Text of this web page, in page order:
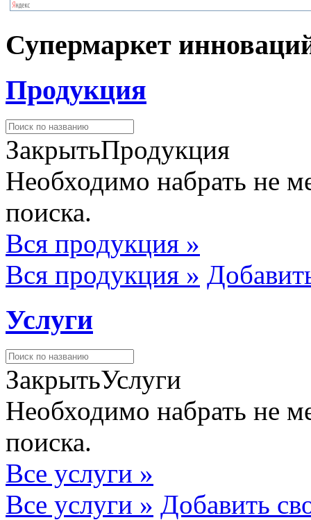
Супермаркет
Продукция
ЗакрытьПродукция
Необходимо набрать не
поиска.
Вся продукция »
Вся продукция »
Услуги
ЗакрытьУслуги
Необходимо набрать не
поиска.
Все услуги »
Все услуги » Добавить